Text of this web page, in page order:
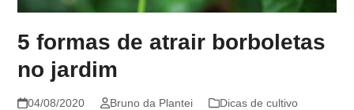
5 formas de atrair borboletas
no jardim
04/08/2020 Bruno da Plantei
Dicas de cultivo